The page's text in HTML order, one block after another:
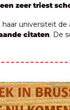
zeer triest
universiteit de
citaten. De